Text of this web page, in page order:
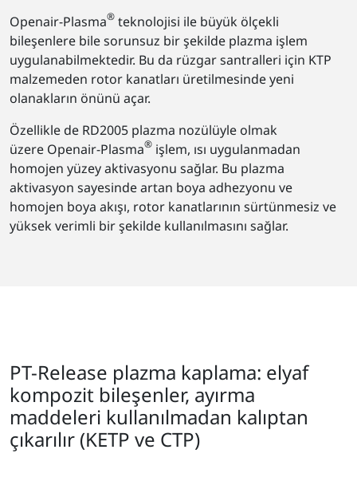
Openair-Plasma® teknolojisi ile büyük ölçekli
bileşenlere bile sorunsuz bir şekilde plazma işlem
uygulanabilmektedir. Bu da rüzgar santralleri için KTP
malzemeden rotor kanatları üretilmesinde yeni
olanakların önünü açar.
Özellikle de RD2005 plazma nozülüyle olmak
üzere Openair-Plasma® işlem, ısı uygulanmadan
homojen yüzey aktivasyonu sağlar. Bu plazma
aktivasyon sayesinde artan boya adhezyonu ve
homojen boya akışı, rotor kanatlarının sürtünmesiz ve
yüksek verimli bir şekilde kullanılmasını sağlar.
PT-Release plazma kaplama: elyaf
kompozit bileşenler, ayırma
maddeleri kullanılmadan kalıptan
çıkarılır (KETP ve CTP)